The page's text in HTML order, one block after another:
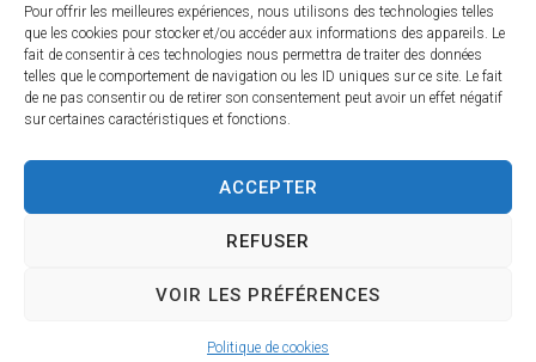
Pour offrir les meilleures expériences, nous utilisons des technologies telles
que les cookies pour stocker et/ou accéder aux informations des appareils. Le
fait de consentir à ces technologies nous permettra de traiter des données
telles que le comportement de navigation ou les ID uniques sur ce site. Le fait
de ne pas consentir ou de retirer son consentement peut avoir un effet négatif
sur certaines caractéristiques et fonctions.
ACCEPTER
REFUSER
VOIR LES PRÉFÉRENCES
Politique de cookies
Mairie de
Labruguière
2 place de l’Hôtel
81290
Horaires
d’ouverture
Du lundi au
de 8h30 à 12h et
de 13h30 à 17h30
2025 Labruguière - Propulsé par Utopia